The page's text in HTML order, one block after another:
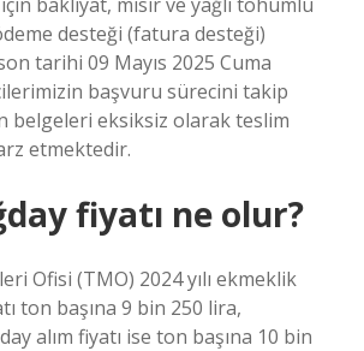
desteği (fatura desteği)
tarihi 09 Mayıs 2025 Cuma
başvuru sürecini takip
belgeleri eksiksiz olarak teslim
etmektedir.
fiyatı ne olur?
Ofisi (TMO) 2024 yılı ekmeklik
ton başına 9 bin 250 lira,
alım fiyatı ise ton başına 10 bin